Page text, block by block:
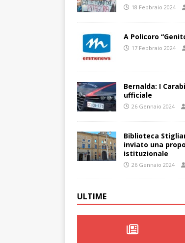
18 Febbraio 2024
A Policoro
17 Febbraio 2024
Bernalda: I
ufficiale
26 Gennaio 2024
Biblioteca
inviato una
istituzionale
26 Gennaio 2024
ULTIME